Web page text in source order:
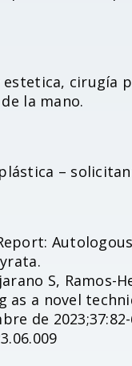
cirugía
la mano.
–
Report:
S, Ramos-
as a novel
de